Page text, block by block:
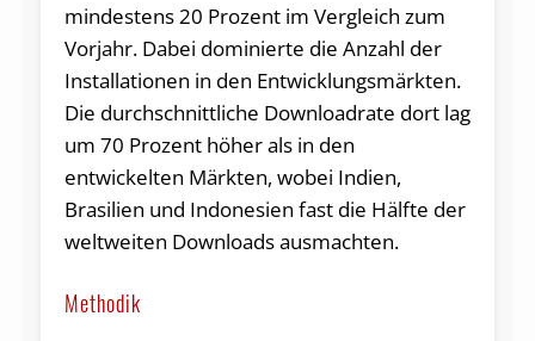
mindestens 20 Prozent im Vergleich zum
Vorjahr. Dabei dominierte die Anzahl der
Installationen in den Entwicklungsmärkten.
Die durchschnittliche Downloadrate dort lag
um 70 Prozent höher als in den
entwickelten Märkten, wobei Indien,
Brasilien und Indonesien fast die Hälfte der
weltweiten Downloads ausmachten.
Methodik